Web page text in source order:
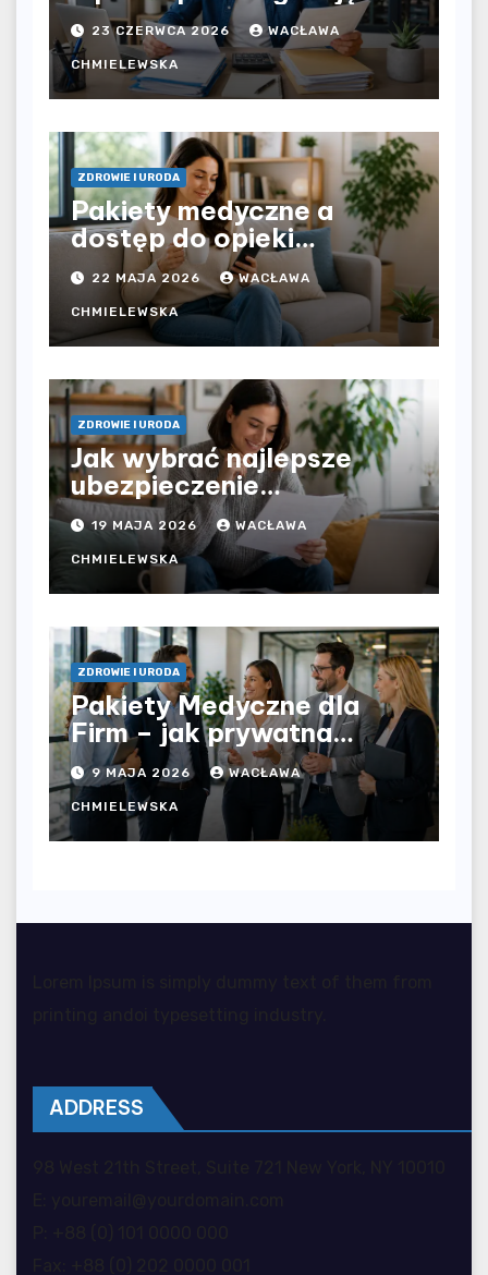
bezpośrednio u
pracodawcy – jak
rozliczyć oba źródła
dochodu?
23 CZERWCA 2026 WACŁAWA
CHMIELEWSKA
ZDROWIE I URODA
Pakiety medyczne a
dostęp do opieki
zdrowotnej bez
ograniczeń czasowych –
czy prywatna opieka daje
większą swobodę?
22 MAJA 2026 WACŁAWA
CHMIELEWSKA
ZDROWIE I URODA
Jak wybrać najlepsze
ubezpieczenie
komunikacyjne i uniknąć
kosztownych błędów?
19 MAJA 2026 WACŁAWA
CHMIELEWSKA
ZDROWIE I URODA
Pakiety Medyczne dla
Firm – jak prywatna
opieka zdrowotna
wpływa na jakość
współpracy w
organizacji?
9 MAJA 2026 WACŁAWA
CHMIELEWSKA
ADDRESS